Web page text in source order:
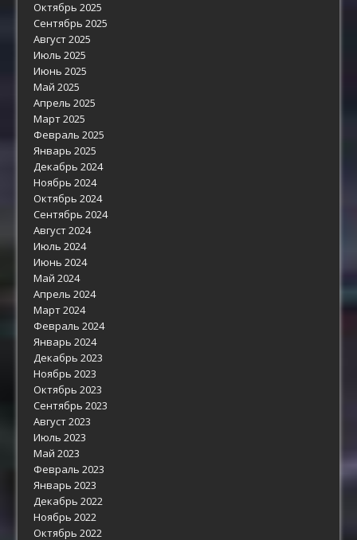
Октябрь 2025
Сентябрь 2025
Август 2025
Июль 2025
Июнь 2025
Май 2025
Апрель 2025
Март 2025
Февраль 2025
Январь 2025
Декабрь 2024
Ноябрь 2024
Октябрь 2024
Сентябрь 2024
Август 2024
Июль 2024
Июнь 2024
Май 2024
Апрель 2024
Март 2024
Февраль 2024
Январь 2024
Декабрь 2023
Ноябрь 2023
Октябрь 2023
Сентябрь 2023
Август 2023
Июль 2023
Май 2023
Февраль 2023
Январь 2023
Декабрь 2022
Ноябрь 2022
Октябрь 2022